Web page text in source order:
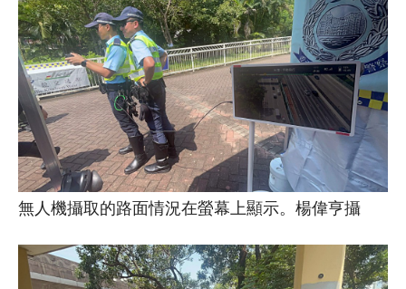
無人機攝取的路面情況在螢幕上顯示。楊偉亨攝